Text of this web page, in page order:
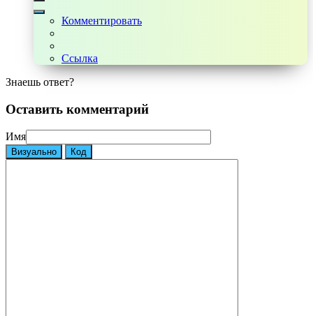
Комментировать
Ссылка
Знаешь ответ?
Оставить комментарий
Имя
Визуально Код